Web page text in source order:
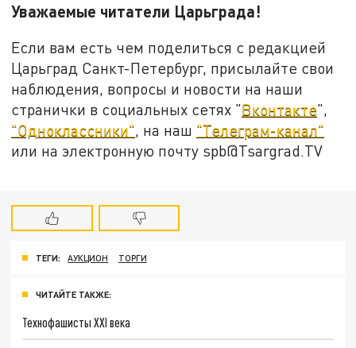
Уважаемые читатели Царьграда!
Если вам есть чем поделиться с редакцией
Царьград Санкт-Петербург, присылайте свои
наблюдения, вопросы и новости на наши
странички в социальных сетях "Вконтакте",
"Одноклассники", на наш "Телеграм-канал"
или на электронную почту spb@Tsargrad.TV
ТЕГИ: АУКЦИОН ТОРГИ
ЧИТАЙТЕ ТАКЖЕ:
Технофашисты XXI века